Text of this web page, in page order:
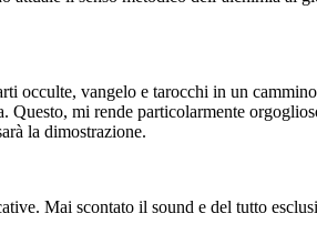
vangelo e tarocchi in un
mi rende particolarmente
la dimostrazione.
Mai scontato il sound e del tutto